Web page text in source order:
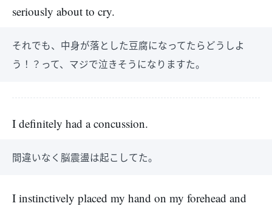
seriously about to cry.
それでも、中身が落とした豆腐になってたらどうしよ
う！？って、マジで泣きそうになりますた。
I definitely had a concussion.
間違いなく脳震盪は起こしてた。
I instinctively placed my hand on my forehead and